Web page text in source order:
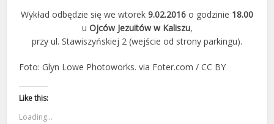
Wykład odbędzie się we wtorek 9.02.2016 o godzinie 18.00
u Ojców Jezuitów w Kaliszu,
przy ul. Stawiszyńskiej 2 (wejście od strony parkingu).
Foto: Glyn Lowe Photoworks. via Foter.com / CC BY
Like this:
Loading...